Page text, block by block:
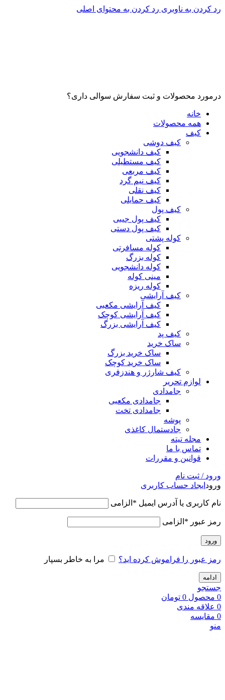
رد کردن به ناوبری رد کردن به محتوای اصلی
درمورد محصولات و ثبت سفارش سوالی داری؟
خانه
همه محصولات
کیف
کیف دوشی
کیف دانشجویی
کیف مستطیلی
کیف مربعی
کیف نیم گرد
کیف نقلی
کیف حمایلی
کیف پول
کیف پول جیبی
کیف پول دستی
کوله پشتی
کوله مسافرتی
کوله بزرگ
کوله دانشجویی
مینی کوله
کوله ریزه
کیف آرایشی
کیف آرایشی مکعبی
کیف آرایشی کوچک
کیف آرایشی بزرگ
کیف پد
ساک خرید
ساک خرید بزرگ
ساک خرید کوچک
کیف شارژر و هندزفری
لوازم تحریر
جامدادی
جامدادی مکعبی
جامدادی تخت
پوشه
جادستمال کاغذی
مجله تیته
تماس با ما
قوانین و مقررات
ورود / ثبت نام
ورود ایجاد حساب کاربری
نام کاربری یا آدرس ایمیل * الزامی
رمز عبور * الزامی
ورود
رمز عبور را فراموش کرده اید؟ مرا به خاطر بسپار
ادامه
جستجو
0 محصول 0 تومان
0 علاقه مندی
0 مقایسه
منو